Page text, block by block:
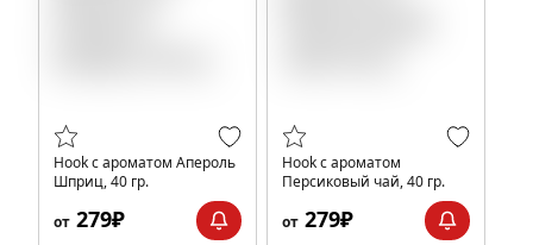
Hook с ароматом Апероль
Шприц, 40 гр.
от 279₽
Hook с ароматом
Персиковый чай, 40 гр.
от 279₽